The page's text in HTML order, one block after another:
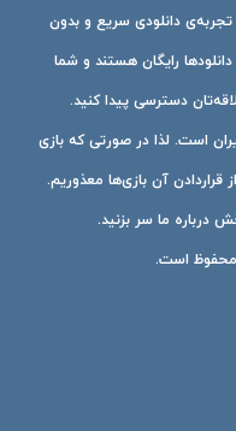
تجربه‌ی دانلودی سریع و بدون
رایگان هستند و شما
دسترسی پیدا کنید.
است. لذا در صورتی که بازی
آن بازی‌ها معذوریم.
درباره ما سر بزنید.
است.